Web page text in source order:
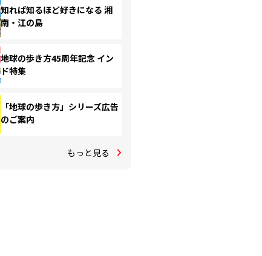
知れば知るほど好きになる 湘
南・江の島
地球の歩き方45周年記念 イン
ド特集
「地球の歩き方」シリーズ広告
のご案内
もっと見る